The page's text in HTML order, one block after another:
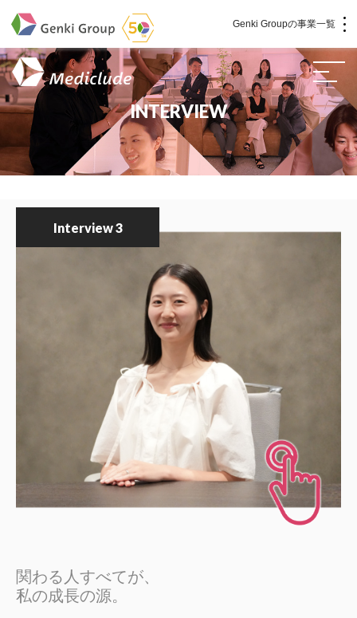
Genki Groupの事業一覧
介護・福祉
社会福祉法人 元気村グループ
社会福祉法人元気村
社会福祉法人長寿村
社会福祉法人杜の村
株式会社Genkiリレーションズ
一般社団法人 日本高齢者福祉協会
日本高齢者福祉協会
株式会社 爽やかな風沖縄
爽やかな風 中部エリア
爽やかな風 那覇エリア
株式会社 鷹揚館
鷹揚館
社会福祉法人 共生会
株式会社 爽やかな風九州
INTERVIEW
Interview 3
関わる人すべてが、
私の成長の源。